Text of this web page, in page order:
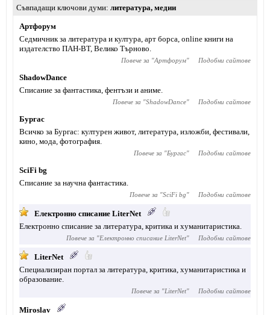
Съвпадащи ключови думи литература, медии
Артфорум
Седмичник за литература и култура, арт борса, online книги на
издателство ПАН-ВТ, Велико Търново.
Повече за "Артфорум" Подобни сайтове
ShadowDance
Списание за фантастика, фентъзи и аниме.
Повече за "ShadowDance" Подобни сайтове
Бургас
Всичко за Бургас: културен живот, литература, изложби, фестивали,
кино, мода, фотография.
Повече за "Бургас" Подобни сайтове
SciFi bg
Списание за научна фантастика.
Повече за "SciFi bg" Подобни сайтове
Електронно списание LiterNet
Електронно списание за литература, критика и хуманитаристика.
Повече за "Електронно списание LiterNet" Подобни сайтове
LiterNet
Специализиран портал за литература, критика, хуманитаристика и
образование.
Повече за "LiterNet" Подобни сайтове
Miroslav